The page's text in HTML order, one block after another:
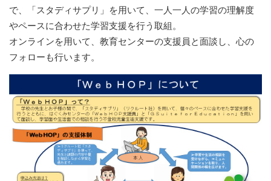
で、「スタディサプリ」を用いて、一人一人の学習の理解度
やペースに合わせた学習支援を行う取組。
オンラインを用いて、教育センターの支援員と面談し、心の
フォローも行います。